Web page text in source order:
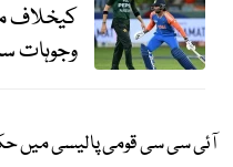
کیخلاف
وجوہات
آئی سی سی قومی پالیسی میں